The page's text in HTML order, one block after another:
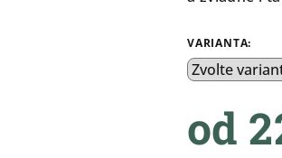
hvězdiček.
VARIANTA:
od